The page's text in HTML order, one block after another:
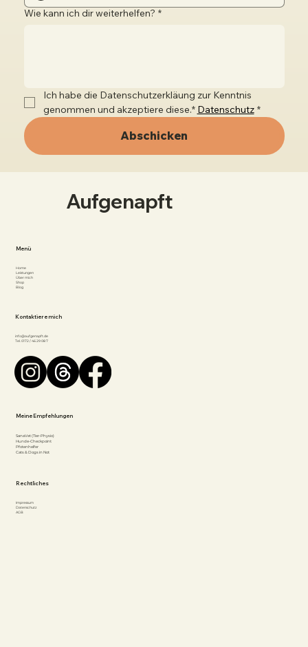
Wie kann ich dir weiterhelfen? *
Ich habe die Datenschutzerkläung zur Kenntnis
genommen und akzeptiere diese.* Datenschutz *
Abschicken
Aufgenapft
Menü
Home
Leistungen
Über mich
Shop
Blog
Kontaktiere mich
info@aufgenapft.de
Tel. 0172 / 46 29 08 7
SanaVet (Tier-Physio)
Hunde-Checkpoint
Pfotenhelfer
Cats & Dogs in Not
Meine Empfehlungen
Impressum
Datenschutz
AGB
Rechtliches